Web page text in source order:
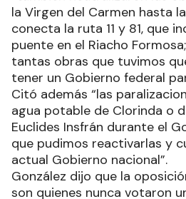
la Virgen del Carmen hasta
conecta la ruta 11 y 81, que
puente en el Riacho
tantas obras que tuvimos
tener un Gobierno federal
Citó además “las
agua potable de Clorinda o
Euclides Insfrán durante el
que pudimos reactivarlas y
actual Gobierno nacional”.
González dijo que la
son quienes nunca votaron